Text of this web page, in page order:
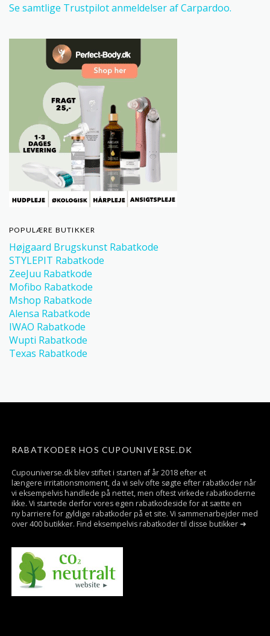
Se samtlige Trustpilot anmeldelser af Carpardoo.
POPULÆRE BUTIKKER
Højgaard Brugskunst Rabatkode
STYLEPIT Rabatkode
ZeeJuu Rabatkode
Mofibo Rabatkode
Mshop Rabatkode
Alensa Rabatkode
IWAO Rabatkode
Wupti Rabatkode
Texas Rabatkode
RABATKODER HOS CUPOUNIVERSE.DK
Cupouniverse.dk blev stiftet i starten af år 2018 efter et
længere irritationsmoment, da vi selv ofte søgte efter rabatkoder når
vi eksempelvis handlede på nettet, men oftest virkede rabatkoderne
ikke. Vi startede derfor vores egen rabatkodeside for at sætte en
ny barriere for gyldige rabatkoder på et site. Vi sammenarbejder med
over 400 butikker. Find eksempelvis rabatkoder til disse butikker ➜